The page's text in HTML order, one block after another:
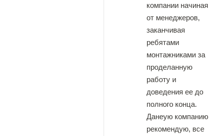
компании начиная
от менеджеров,
заканчивая
ребятами
монтажниками за
проделанную
работу и
доведения ее до
полного конца.
Данеую компанию
рекомендую, все